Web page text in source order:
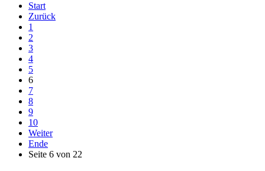
Start
Zurück
1
2
3
4
5
6
7
8
9
10
Weiter
Ende
Seite 6 von 22